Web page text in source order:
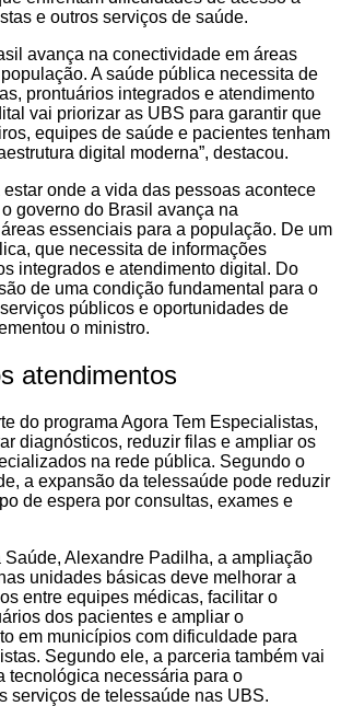
e outros serviços de saúde.
avança na conectividade em áreas
A saúde pública necessita de
prontuários integrados e atendimento
vai priorizar as UBS para garantir que
equipes de saúde e pacientes tenham
digital moderna”, destacou.
estar onde a vida das pessoas acontece
governo do Brasil avança na
essenciais para a população. De um
que necessita de informações
integrados e atendimento digital. Do
de uma condição fundamental para o
públicos e oportunidades de
o ministro.
atendimentos
do programa Agora Tem Especialistas,
diagnósticos, reduzir filas e ampliar os
na rede pública. Segundo o
a expansão da telessaúde pode reduzir
de espera por consultas, exames e
Saúde, Alexandre Padilha, a ampliação
unidades básicas deve melhorar a
entre equipes médicas, facilitar o
dos pacientes e ampliar o
em municípios com dificuldade para
Segundo ele, a parceria também vai
tecnológica necessária para o
serviços de telessaúde nas UBS.